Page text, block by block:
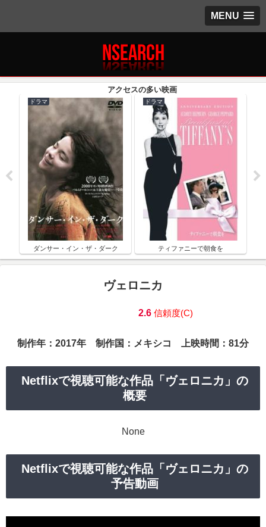
MENU
ドラマ
ダンサー・イン・ザ・ダーク
ドラマ
ティファニーで朝食を
ヴェロニカ
2.6 信頼度(C)
制作年：2017年 制作国：メキシコ 上映時間：81分
Netflixで視聴可能な作品「ヴェロニカ」の
概要
None
Netflixで視聴可能な作品「ヴェロニカ」の
予告動画